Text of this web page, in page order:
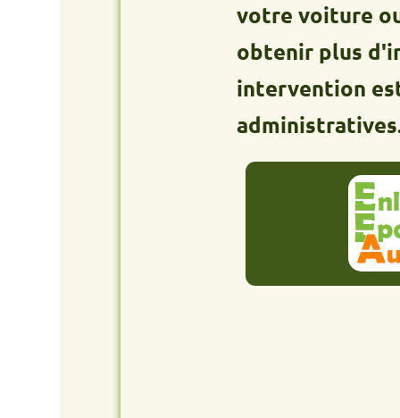
votre voiture ou
obtenir plus
intervention est
administratives.